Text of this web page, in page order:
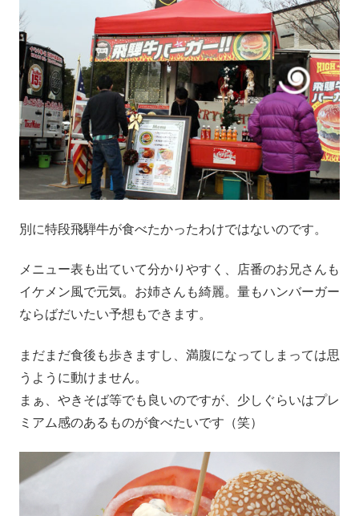
別に特段飛騨牛が食べたかったわけではないのです。
メニュー表も出ていて分かりやすく、店番のお兄さんも
イケメン風で元気。お姉さんも綺麗。量もハンバーガー
ならばだいたい予想もできます。
まだまだ食後も歩きますし、満腹になってしまっては思
うように動けません。
まぁ、やきそば等でも良いのですが、少しぐらいはプレ
ミアム感のあるものが食べたいです（笑）